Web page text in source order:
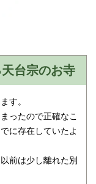
台宗のお寺
す。
ったので正確なこ
に存在していたよ
前は少し離れた別